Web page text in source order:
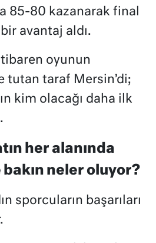
85-80 kazanarak final
avantaj aldı.
oyunun
tutan taraf Mersin’di;
kim olacağı daha ilk
her alanında
neler oluyor?
sporcuların başarıları